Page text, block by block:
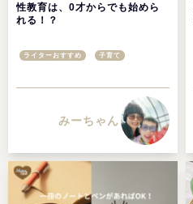
性教育は、0才からでも始めら
れる！？
ライターおすすめ 子育て
みーちゃん